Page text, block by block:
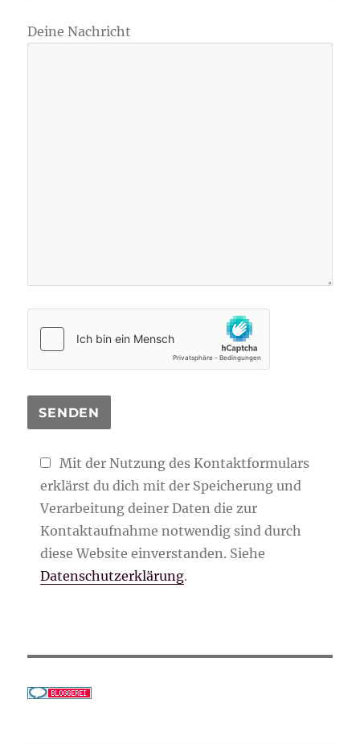
Deine Nachricht
Mit der Nutzung des Kontaktformulars
erklärst du dich mit der Speicherung und
Verarbeitung deiner Daten die zur
Kontaktaufnahme notwendig sind durch
diese Website einverstanden. Siehe
Datenschutzerklärung.